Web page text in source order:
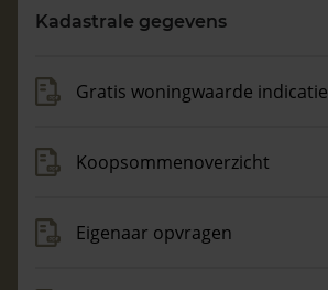
088 220 4200
Kadastrale gegevens
Gratis woningwaarde indicatie
Koopsommenoverzicht
Eigenaar opvragen